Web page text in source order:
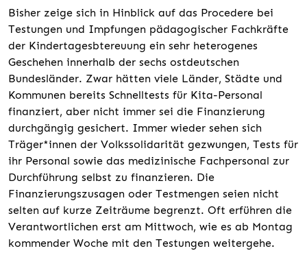
Bisher zeige sich in Hinblick auf das Procedere bei
Testungen und Impfungen pädagogischer Fachkräfte
der Kindertagesbtereuung ein sehr heterogenes
Geschehen innerhalb der sechs ostdeutschen
Bundesländer. Zwar hätten viele Länder, Städte und
Kommunen bereits Schnelltests für Kita-Personal
finanziert, aber nicht immer sei die Finanzierung
durchgängig gesichert. Immer wieder sehen sich
Träger*innen der Volkssolidarität gezwungen, Tests für
ihr Personal sowie das medizinische Fachpersonal zur
Durchführung selbst zu finanzieren. Die
Finanzierungszusagen oder Testmengen seien nicht
selten auf kurze Zeiträume begrenzt. Oft erführen die
Verantwortlichen erst am Mittwoch, wie es ab Montag
kommender Woche mit den Testungen weitergehe.